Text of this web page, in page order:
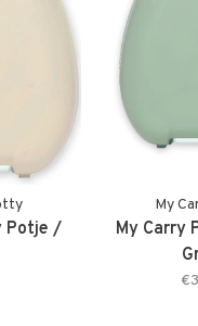
Potje /
My
My Carry